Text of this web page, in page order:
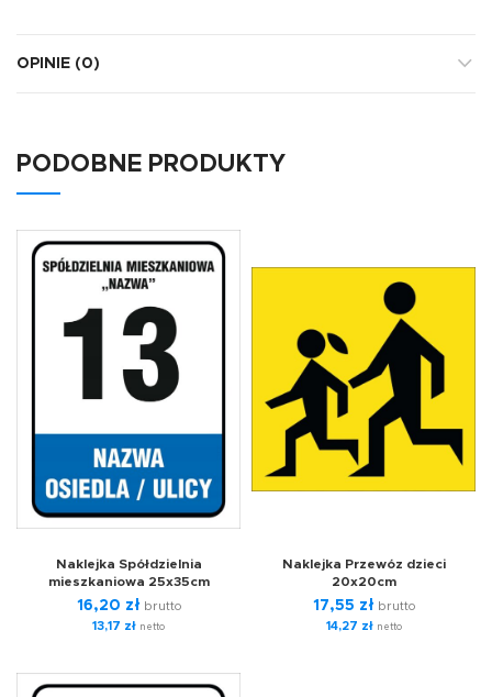
OPINIE (0)
PODOBNE PRODUKTY
Naklejka Spółdzielnia
mieszkaniowa 25x35cm
16,20 zł brutto
13,17 zł netto
Naklejka Przewóz dzieci
20x20cm
17,55 zł brutto
14,27 złnetto